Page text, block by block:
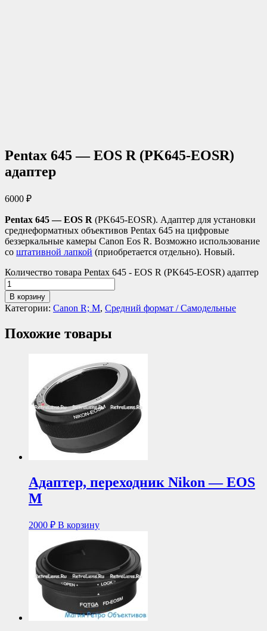
Pentax 645 — EOS R (PK645-EOSR)
адаптер
6000 ₽
Pentax 645 — EOS R (PK645-EOSR). Адаптер для установки
среднеформатных объективов Pentax 645 на цифровые
беззеркальные камеры Canon Eos R. Возможно использование
со штативной лапкой (приобретается отдельно). Новый.
Количество товара Pentax 645 - EOS R (PK645-EOSR) адаптер
В корзину
Категории: Canon R; M, Средний формат / Самодельные
Похожие товары
Адаптер, переходник Nikon — EOS
M
2000 ₽ В корзину